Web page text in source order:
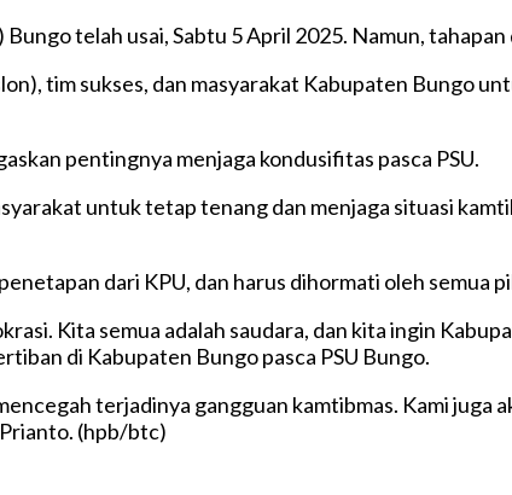
Bungo telah usai, Sabtu 5 April 2025. Namun,
tim sukses, dan masyarakat Kabupaten Bungo
pentingnya menjaga kondusifitas pasca PSU.
untuk tetap tenang dan menjaga situasi
dari KPU, dan harus dihormati oleh semua
Kita semua adalah saudara, dan kita ingin
di Kabupaten Bungo pasca PSU Bungo.
terjadinya gangguan kamtibmas. Kami juga
(hpb/btc)